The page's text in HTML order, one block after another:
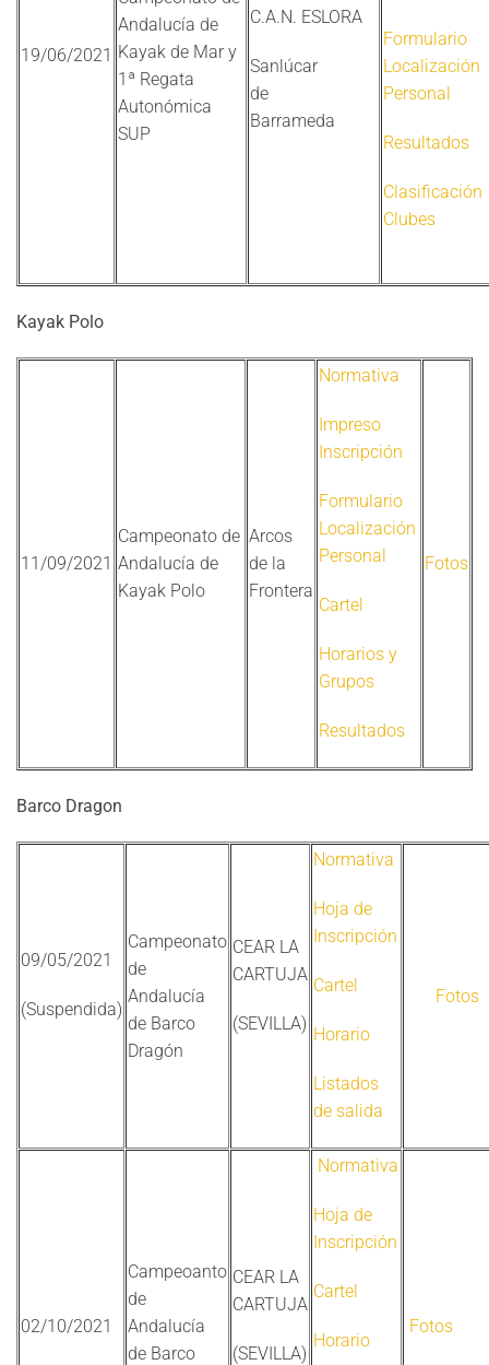
19/06/2021
Andalucía de
Kayak de Mar y
1ª Regata
Autonómica
SUP
C.A.N. ESLORA
Sanlúcar
de
Barrameda
Formulario
Localización
Personal
Resultados
Clasificación
Clubes
Kayak Polo
11/09/2021
Campeonato de
Andalucía de
Kayak Polo
Arcos
de la
Frontera
Normativa
Impreso
Inscripción
Formulario
Localización
Personal
Cartel
Horarios y
Grupos
Resultados
Fotos
Barco Dragon
09/05/2021
(Suspendida)
Campeonato
de
Andalucía
de Barco
Dragón
CEAR LA
CARTUJA
(SEVILLA)
Normativa
Hoja de
Inscripción
Cartel
Horario
Listados
de salida
Fotos
02/10/2021
Campeoanto
de
Andalucía
de Barco
CEAR LA
CARTUJA
(SEVILLA)
Normativa
Hoja de
Inscripción
Cartel
Horario
Fotos